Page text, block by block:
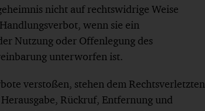
nicht auf rechtswidrige Weise
wenn sie ein
Nutzung oder Offenlegung des
unterworfen ist.
verstoßen, stehen dem Rechtsverletzten
Rückruf, Entfernung und